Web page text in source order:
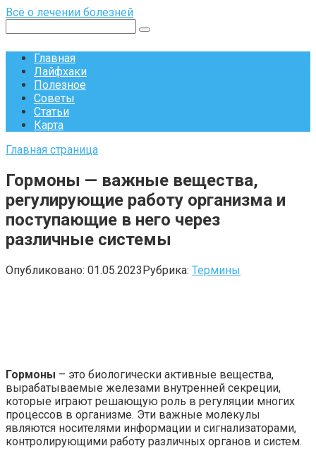
Перейти
контенту
Всё о лечении болезней
Главная
Лайфхаки
Полезное
Советы
Статьи
Карта
Главная страница
Гормоны — важные вещества,
регулирующие работу организма и
поступающие в него через
различные системы
Опубликовано: 01.05.2023Рубрика: Термины
Гормоны – это биологически активные вещества,
вырабатываемые железами внутренней секреции,
которые играют решающую роль в регуляции многих
процессов в организме. Эти важные молекулы
являются носителями информации и сигнализаторами,
контролирующими работу различных органов и систем.